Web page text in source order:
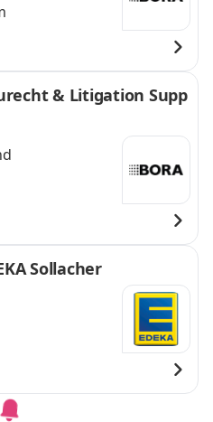
& Litigation Supp
Sollacher